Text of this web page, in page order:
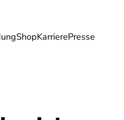
ShopKarrierePresse
Reise Verträge